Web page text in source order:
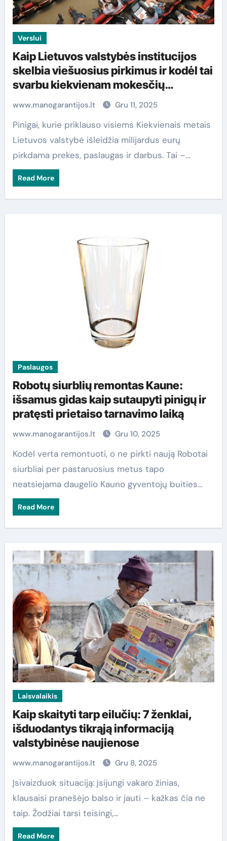
Verslui
Kaip Lietuvos valstybės institucijos
skelbia viešuosius pirkimus ir kodėl tai
svarbu kiekvienam mokesčių
www.manogarantijos.lt Gru 11, 2025
Pinigai, kurie priklauso visiems Kiekvienais metais
Lietuvos valstybė išleidžia milijardus eurų
pirkdama prekes, paslaugas ir darbus. Tai –…
Read More
Paslaugos
Robotų siurblių remontas Kaune:
išsamus gidas kaip sutaupyti pinigų ir
pratęsti prietaiso tarnavimo laiką
www.manogarantijos.lt Gru 10, 2025
Kodėl verta remontuoti, o ne pirkti naują Robotai
siurbliai per pastaruosius metus tapo
neatsiejama daugelio Kauno gyventojų buities…
Read More
Laisvalaikis
Kaip skaityti tarp eilučių: 7 ženklai,
išduodantys tikrąją informaciją
valstybinėse naujienose
www.manogarantijos.lt Gru 8, 2025
Įsivaizduok situaciją: įsijungi vakaro žinias,
klausaisi pranešėjo balso ir jauti – kažkas čia ne
taip. Žodžiai tarsi teisingi,…
Read More